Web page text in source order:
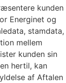
kunden
Energinet og
stamdata,
mellem
kunden sin
hertil, kan
af Aftalen